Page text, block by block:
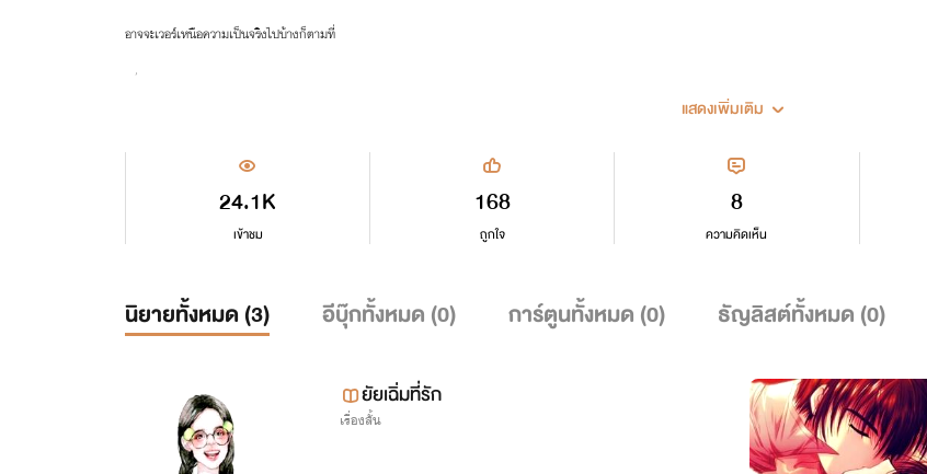
อาจจะเวอร์เหนือความเป็นจริงไปบ้างก็ตามที่
แสดงเพิ่มเติม
24.1K
เข้าชม
168
ถูกใจ
8
ความคิดเห็น
นิยายทั้งหมด (3) อีบุ๊กทั้งหมด (0) การ์ตูนทั้งหมด (0) ธัญลิสต์ทั้งหมด (0)
ยัยเฉิ่มที่รัก
เรื่องสั้น